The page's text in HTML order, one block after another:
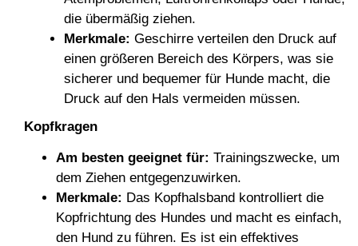
die übermäßig ziehen.
Merkmale: Geschirre verteilen den Druck auf
einen größeren Bereich des Körpers, was sie
sicherer und bequemer für Hunde macht, die
Druck auf den Hals vermeiden müssen.
Kopfkragen
Am besten geeignet für: Trainingszwecke, um
dem Ziehen entgegenzuwirken.
Merkmale: Das Kopfhalsband kontrolliert die
Kopfrichtung des Hundes und macht es einfach,
den Hund zu führen. Es ist ein effektives